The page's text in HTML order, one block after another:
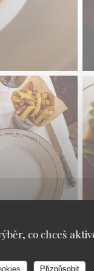
co chceš
Přizpůsobit